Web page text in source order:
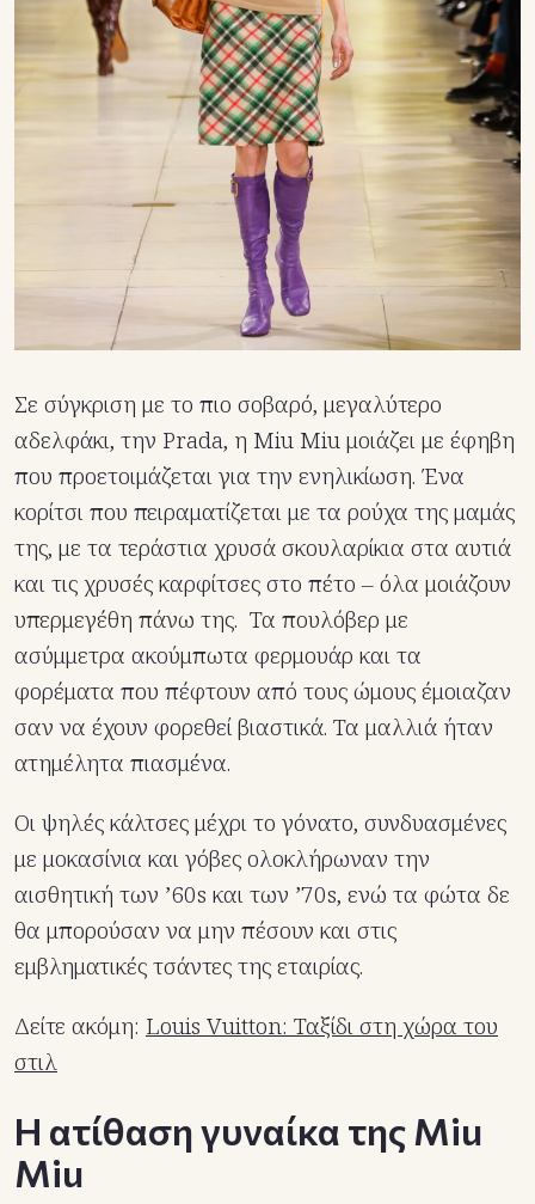
Σε σύγκριση με το πιο σοβαρό, μεγαλύτερο
αδελφάκι, την Prada, η Miu Miu μοιάζει με έφηβη
που προετοιμάζεται για την ενηλικίωση. Ένα
κορίτσι που πειραματίζεται με τα ρούχα της μαμάς
της, με τα τεράστια χρυσά σκουλαρίκια στα αυτιά
και τις χρυσές καρφίτσες στο πέτο – όλα μοιάζουν
υπερμεγέθη πάνω της. Τα πουλόβερ με
ασύμμετρα ακούμπωτα φερμουάρ και τα
φορέματα που πέφτουν από τους ώμους έμοιαζαν
σαν να έχουν φορεθεί βιαστικά. Τα μαλλιά ήταν
ατημέλητα πιασμένα.
Oι ψηλές κάλτσες μέχρι το γόνατο, συνδυασμένες
με μοκασίνια και γόβες ολοκλήρωναν την
αισθητική των ’60s και των ’70s, ενώ τα φώτα δε
θα μπορούσαν να μην πέσουν και στις
εμβληματικές τσάντες της εταιρίας.
Δείτε ακόμη: Louis Vuitton: Ταξίδι στη χώρα του
στιλ
H ατίθαση γυναίκα της Miu
Miu